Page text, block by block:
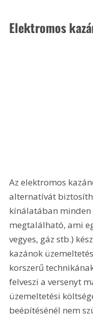
Elektromos
Az elektromos
alternatívát
kínálatában
megtalálható, ami
vegyes, gáz stb.)
kazánok
korszerű
felveszi a versenyt
üzemeltetési
beépítésénél nem